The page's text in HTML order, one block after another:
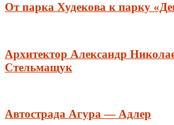
От парка Худекова к парку
Архитектор Александр
Стельмащук
Автострада Агура — Адлер